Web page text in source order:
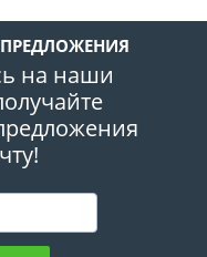
на наши